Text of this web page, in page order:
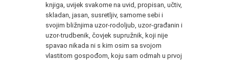
knjiga, uvijek svakome na uvid, propisan, učtiv,
skladan, jasan, susretljiv, samome sebi i
svojim bližnjima uzor-rodoljub, uzor-građanin i
uzor-trudbenik, čovjek supružnik, koji nije
spavao nikada ni s kim osim sa svojom
vlastitom gospođom, koju sam odmah u prvoj